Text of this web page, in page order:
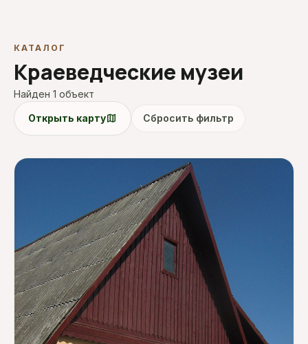
КАТАЛОГ
Краеведческие музеи
Найден 1 объект
Открыть картуmap Сбросить фильтр